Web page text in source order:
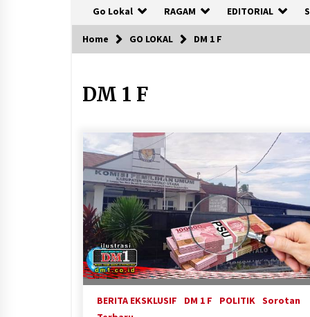
Go Lokal RAGAM EDITORIAL
Home GO LOKAL DM 1 F
DM 1 F
BERITA EKSKLUSIF DM 1 F POLITIK Sorotan